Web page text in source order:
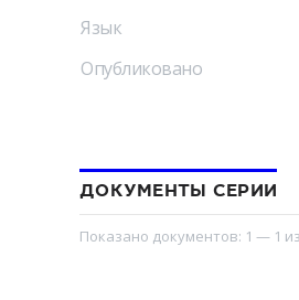
Язык
Опубликовано
ДОКУМЕНТЫ СЕРИИ
Показано документов: 1 — 1 из